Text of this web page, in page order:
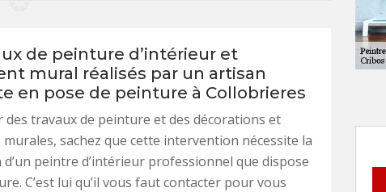
de peinture d’intérieur et
mural réalisés par un artisan
en pose de peinture à Collobrieres
des travaux de peinture et des décorations et
sachez que cette intervention nécessite la
peintre d’intérieur professionnel que dispose
C’est lui qu’il vous faut contacter pour vous